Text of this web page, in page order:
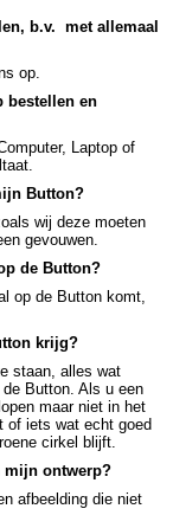
b.v. met allemaal
op.
bestellen en
Laptop of
Button?
wij deze moeten
gevouwen.
de Button?
op de Button komt,
krijg?
staan, alles wat
Button. Als u een
maar niet in het
of iets wat echt goed
cirkel blijft.
mijn ontwerp?
afbeelding die niet